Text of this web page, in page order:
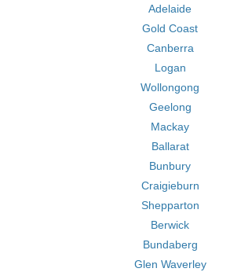
Adelaide
Gold Coast
Canberra
Logan
Wollongong
Geelong
Mackay
Ballarat
Bunbury
Craigieburn
Shepparton
Berwick
Bundaberg
Glen Waverley